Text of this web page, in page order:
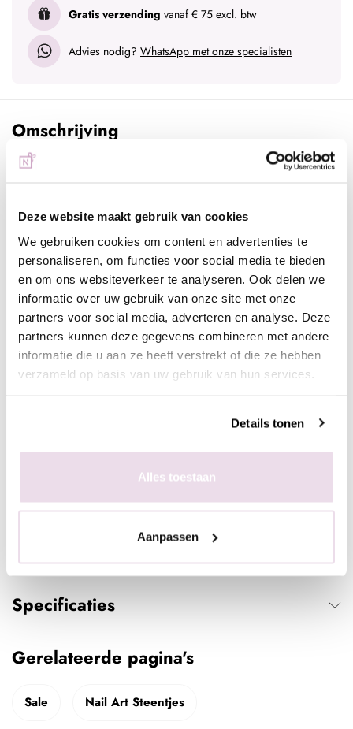
Deze website maakt gebruik van cookies
We gebruiken cookies om content en advertenties te
personaliseren, om functies voor social media te bieden
en om ons websiteverkeer te analyseren. Ook delen we
informatie over uw gebruik van onze site met onze
partners voor social media, adverteren en analyse. Deze
partners kunnen deze gegevens combineren met andere
informatie die u aan ze heeft verstrekt of die ze hebben
verzameld op basis van uw gebruik van hun services.
Details tonen
Alles toestaan
Aanpassen
Gratis verzending vanaf € 75 excl. btw
Advies nodig? WhatsApp met onze specialisten
Omschrijving
Swarovski Light Rose AB SS09
een uiterst hoog bling gehalte in de kleur Light Rose AB. Deze
stenen maken zowel de basisnagels als nailart sets helemaal
compleet.
Deze verpakking bevat 80 st.
Werkwijze:
- Bereid de natuurlijke of kunstnagel voor zoals gebruikelijk;
- Breng de ondergrond naar wens aan en hard deze uit;
- Lak de nagel af met een topcoat naar wens en hard deze uit;
gewenste plek, pak de de swarovski steentjes op met de
Indien gewenst kunnen de stenen ook meteen op de kleur
liggen de stenen ''in'' de topcoat en blijven deze nog beter
zitten.
Specificaties
Gerelateerde pagina's
Sale Nail Art Steentjes